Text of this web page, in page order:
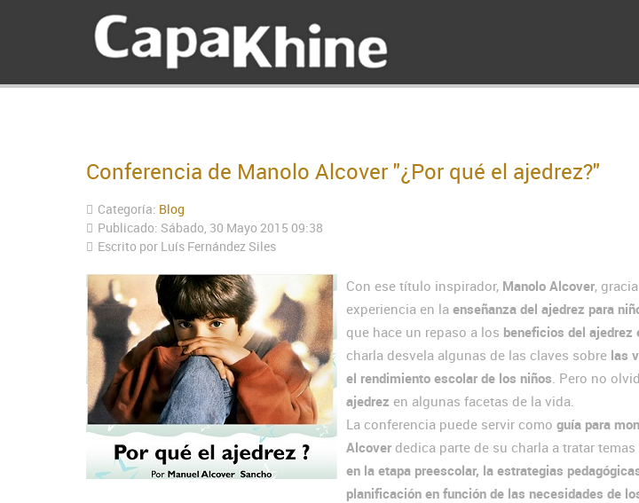
Conferencia de Manolo Alcover "¿Por qué el ajedrez?"
Categoría: Blog
Publicado: Sábado, 30 Mayo 2015 09:38
Escrito por Luís Fernández Siles
Con ese título inspirador, Manolo Alcover,
experiencia en la enseñanza del ajedrez para
que hace un repaso a los beneficios del ajedrez
charla desvela algunas de las claves sobre las
el rendimiento escolar de los niños . Pero no
ajedrez en algunas facetas de la vida.
La conferencia puede servir como guía para
Alcover dedica parte de su charla a tratar
en la etapa preescolar, la estrategias
planificación en función de las necesidades de